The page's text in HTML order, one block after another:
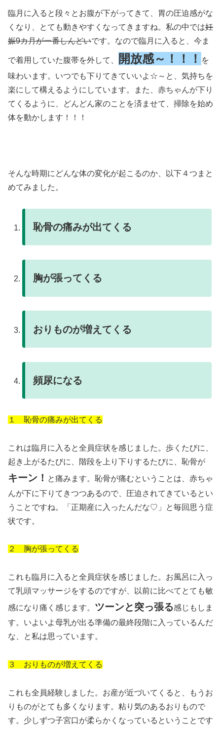
臨月に入ると段々とお腹が下がってきて、胃の圧迫感がな
くなり、とても動きやすくなってきますね。私の中では妊
娠9カ月が一番しんどいです。なので臨月に入ると、今ま
で着用していた腹帯を外して、 開放感～！！！
を
味わいます。いつでも下りてきていいよ☆～と、気持ちを
楽にして構えるようにしています。また、赤ちゃんが下り
てくるように、どんどん家のことを済ませて、掃除を始め
体を動かします！！！
そんな時期にどんな体の変化が起こるのか、以下４つまと
めてみました。
恥骨の痛みが出てくる
胸が張ってくる
おりものが増えてくる
頻尿になる
１ 恥骨の痛みが出てくる
これは臨月に入ると全員症状を感じました。歩くたびに、
起き上がるたびに、階段を上り下りするたびに、恥骨が
キーン！ と痛みます。恥骨が痛むということは、赤ちゃ
んが下に下りてきつつあるので、圧迫されてきているとい
うことですね。「正期産に入ったんだな♡」と毎回思う症
状です。
２ 胸が張ってくる
これも臨月に入ると全員症状を感じました。お風呂に入っ
て乳頭マッサージをするのですが、以前に比べてとても敏
感になり痛く感じます。 ツーンと突っ張る感じもしま
す。いよいよ母乳が出る準備の最終段階に入っているんだ
な、と私は思っています。
３ おりものが増えてくる
これも全員経験しました。お産が近づいてくると、もうお
りものがとても多くなります。粘り気のあるおりもので
す。少しずつ子宮口が柔らかくなっているということです